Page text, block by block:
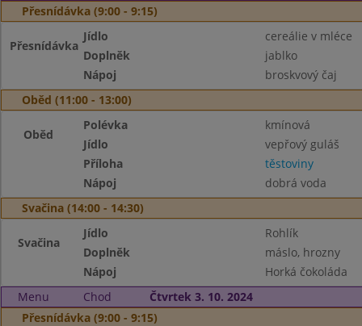
Přesnídávka (9:00 - 9:15)
Přesnídávka
Jídlo
cereálie v mléce
Doplněk
jablko
Nápoj
broskvový čaj
Oběd (11:00 - 13:00)
Oběd
Polévka
kmínová
Jídlo
vepřový guláš
Příloha
těstoviny
Nápoj
dobrá voda
Svačina (14:00 - 14:30)
Svačina
Jídlo
Rohlík
Doplněk
máslo, hrozny
Nápoj
Horká čokoláda
Menu
Chod
Čtvrtek 3. 10. 2024
Přesnídávka (9:00 - 9:15)